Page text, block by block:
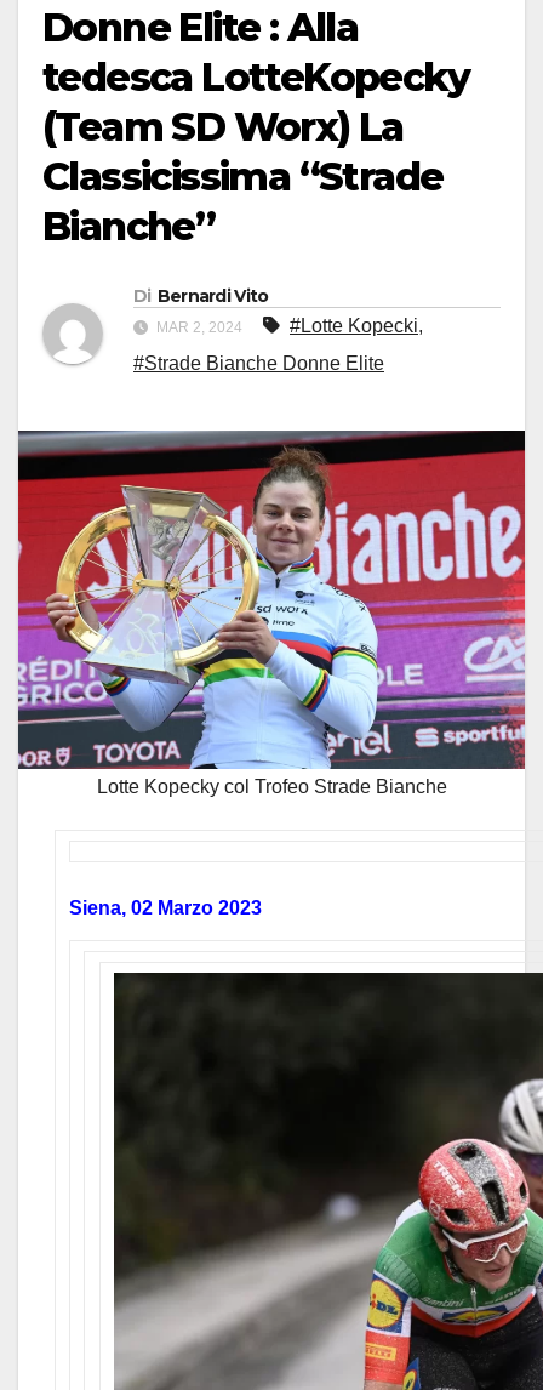
Donne Elite : Alla
tedesca LotteKopecky
(Team SD Worx) La
Classicissima “Strade
Bianche”
Di Bernardi Vito
MAR 2, 2024 #Lotte Kopecki,
#Strade Bianche Donne Elite
Lotte Kopecky col Trofeo Strade Bianche
Siena, 02 Marzo 2023